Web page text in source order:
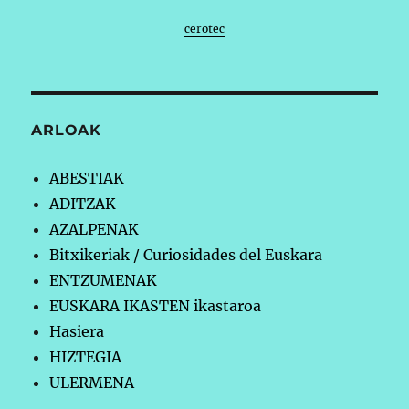
cerotec
ARLOAK
ABESTIAK
ADITZAK
AZALPENAK
Bitxikeriak / Curiosidades del Euskara
ENTZUMENAK
EUSKARA IKASTEN ikastaroa
Hasiera
HIZTEGIA
ULERMENA